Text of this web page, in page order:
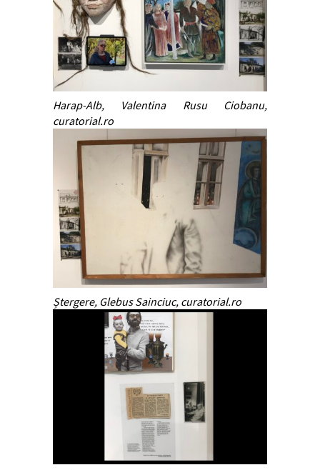
Harap-Alb, Valentina Rusu Ciobanu,
curatorial.ro
Ștergere, Glebus Sainciuc, curatorial.ro